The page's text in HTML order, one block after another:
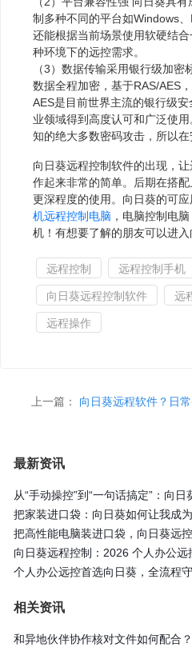
制多种不同的平台如Windows
还能根据当前场景使用软硬结
种环境下的远控需求。
（3）数据传输采用银行级加
数据全程加密，基于RAS/AES
AES是目前世界主流的银行级
业领域得到高度认可和广泛使
知的绝大多数密码攻击，所以在
向日葵远程控制软件的出现，
作起来非常的简单。后期在搭
更深程度的使用。向日葵的可
机远程控制电脑 ，电脑控制电
机！有想要了解的朋友可以进入
远程控制 远程控制手机
向日葵远程控制软件 远
远程操作
上一篇： 向日葵远程软件？日
最新资讯
从“手动操控”到“一句话搞定”：向
把家装进口袋：向日葵如何让我成
把高性能电脑装进口袋，向日葵远
向日葵远程控制：2026 个人办公远
个人办公远控首选向日葵，全流程
相关资讯
和异地伙伴协作核对文件如何配合